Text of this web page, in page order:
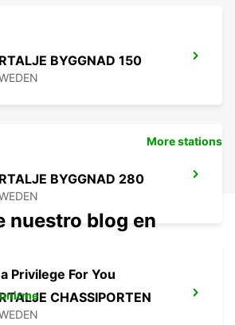
BYGGNAD 150
BYGGNAD 280
CHASSIPORTEN
More stations
nuestro blog en
Privilege For You